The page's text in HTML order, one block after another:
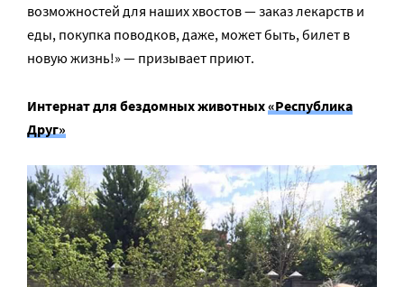
возможностей для наших хвостов — заказ лекарств и
еды, покупка поводков, даже, может быть, билет в
новую жизнь!» — призывает приют.
Интернат для бездомных животных«Республика
Друг»